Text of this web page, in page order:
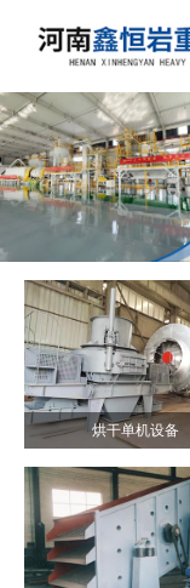
烘干单机设备